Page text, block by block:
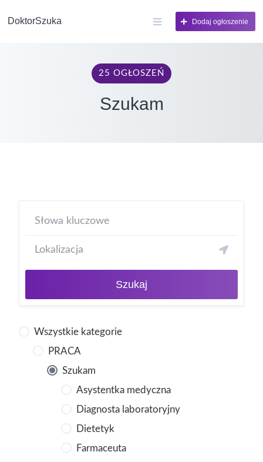
DoktorSzuka Dodaj ogłoszenie
25 OGŁOSZEŃ
Szukam
Szukaj
Wszystkie kategorie
PRACA
Szukam
Asystentka medyczna
Diagnosta laboratoryjny
Dietetyk
Farmaceuta